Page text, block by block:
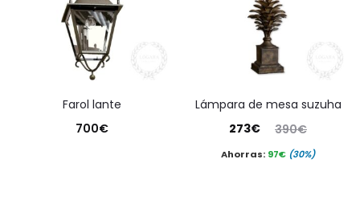
farol lante
700€
lámpara de mesa suzuha
390€
El
precio
273€
precioAhorras: 97€ (30%)